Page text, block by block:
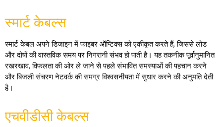
स्मार्ट केबल्स
स्मार्ट केबल अपने डिजाइन में फाइबर ऑप्टिक्स को एकीकृत करते हैं, जिससे लोड
और दोषों की वास्तविक समय पर निगरानी संभव हो पाती है। यह तकनीक पूर्वानुमानित
रखरखाव, विफलता की ओर ले जाने से पहले संभावित समस्याओं की पहचान करने
और बिजली संचरण नेटवर्क की समग्र विश्वसनीयता में सुधार करने की अनुमति देती
है।
एचवीडीसी केबल्स